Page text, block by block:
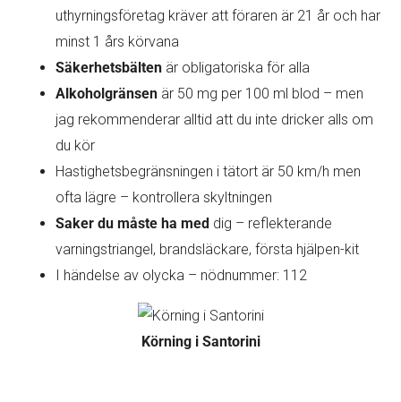
uthyrningsföretag kräver att föraren är 21 år och har
minst 1 års körvana
Säkerhetsbälten är obligatoriska för alla
Alkoholgränsen är 50 mg per 100 ml blod – men
jag rekommenderar alltid att du inte dricker alls om
du kör
Hastighetsbegränsningen i tätort är 50 km/h men
ofta lägre – kontrollera skyltningen
Saker du måste ha med dig – reflekterande
varningstriangel, brandsläckare, första hjälpen-kit
I händelse av olycka – nödnummer: 112
Körning i Santorini